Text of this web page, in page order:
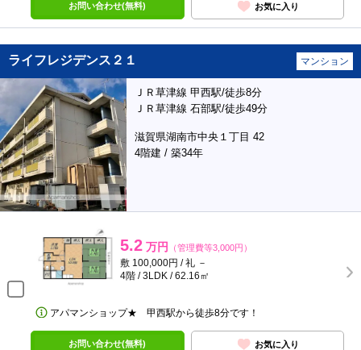
お問い合わせ(無料) お気に入り
ライフレジデンス２１ マンション
ＪＲ草津線 甲西駅/徒歩8分
ＪＲ草津線 石部駅/徒歩49分
滋賀県湖南市中央１丁目 42
4階建 / 築34年
5.2 万円 （管理費等3,000円）
敷 100,000円 / 礼 －
4階 / 3LDK / 62.16㎡
アパマンショップ★ 甲西駅から徒歩8分です！
お問い合わせ(無料) お気に入り